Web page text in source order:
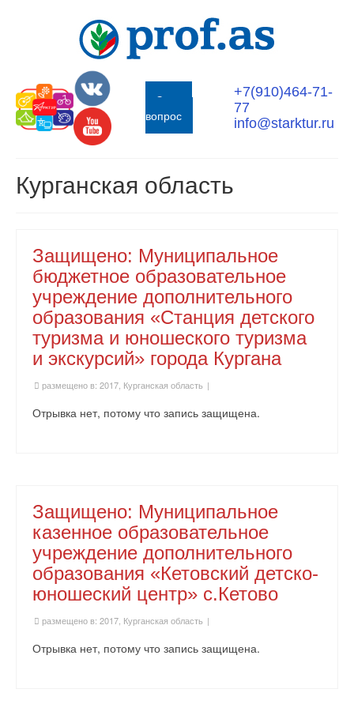
Задать
вопрос
+7(910)464-71-
77
info@starktur.ru
Курганская область
Защищено: Муниципальное
бюджетное образовательное
учреждение дополнительного
образования «Станция детского
туризма и юношеского туризма
и экскурсий» города Кургана
размещено в: 2017 Курганская область |
Отрывка нет, потому что запись защищена.
Защищено: Муниципальное
казенное образовательное
учреждение дополнительного
образования «Кетовский детско-
юношеский центр» с.Кетово
размещено в: 2017 Курганская область |
Отрывка нет, потому что запись защищена.